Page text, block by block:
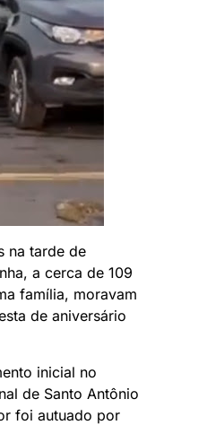
na tarde de
a cerca de 109
família, moravam
de aniversário
inicial no
de Santo Antônio
foi autuado por